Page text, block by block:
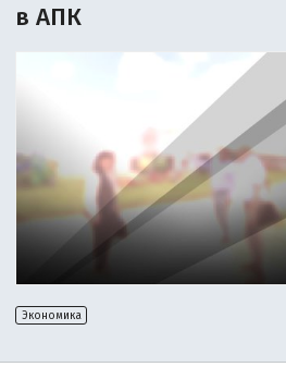
в АПК
Экономика